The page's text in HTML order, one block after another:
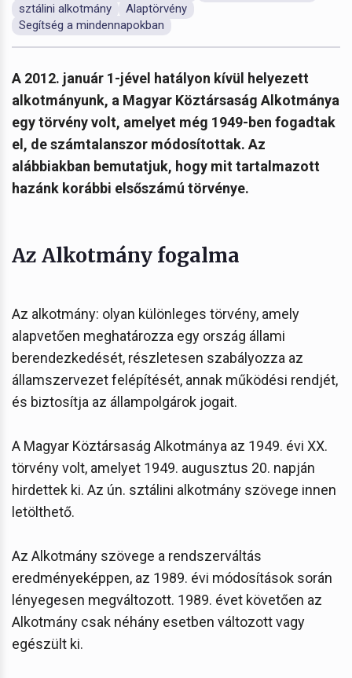
sztálini alkotmány
Alaptörvény
Segítség a mindennapokban
A 2012. január 1-jével hatályon kívül helyezett
alkotmányunk, a Magyar Köztársaság Alkotmánya
egy törvény volt, amelyet még 1949-ben fogadtak
el, de számtalanszor módosítottak. Az
alábbiakban bemutatjuk, hogy mit tartalmazott
hazánk korábbi elsőszámú törvénye.
Az Alkotmány fogalma
Az alkotmány: olyan különleges törvény, amely
alapvetően meghatározza egy ország állami
berendezkedését, részletesen szabályozza az
államszervezet felépítését, annak működési rendjét,
és biztosítja az állampolgárok jogait.
A Magyar Köztársaság Alkotmánya az 1949. évi XX.
törvény volt, amelyet 1949. augusztus 20. napján
hirdettek ki. Az ún. sztálini alkotmány szövege innen
letölthető.
Az Alkotmány szövege a rendszerváltás
eredményeképpen, az 1989. évi módosítások során
lényegesen megváltozott. 1989. évet követően az
Alkotmány csak néhány esetben változott vagy
egészült ki.